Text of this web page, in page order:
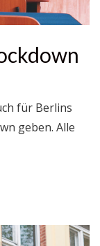
für Berlins
geben. Alle